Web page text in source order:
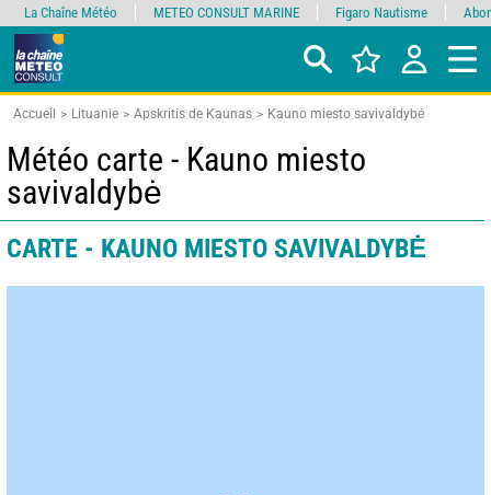
Accueil Lituanie Apskritis de Kaunas Kauno miesto savivaldybė
Météo carte - Kauno miesto
savivaldybė
CARTE - KAUNO MIESTO SAVIVALDYBĖ
La Chaîne Météo METEO CONSULT MARINE Figaro Nautisme